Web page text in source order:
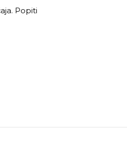
Popiti